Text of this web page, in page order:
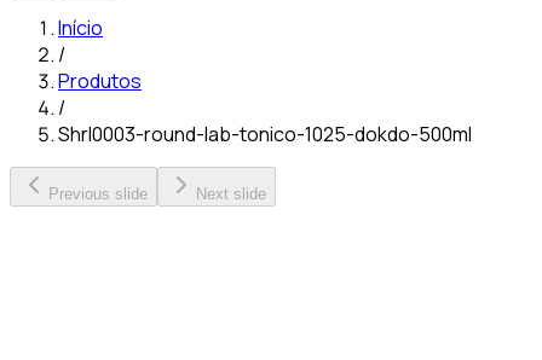
Início
/
Produtos
/
Shrl0003-round-lab-tonico-1025-dokdo-500ml
Previous slide Next slide